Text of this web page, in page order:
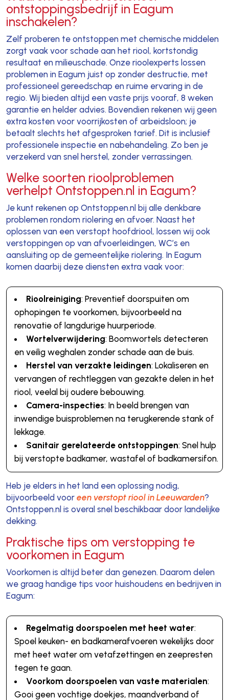
ontstoppingsbedrijf in Eagum
inschakelen?
Zelf proberen te ontstoppen met chemische middelen
zorgt vaak voor schade aan het riool, kortstondig
resultaat en milieuschade. Onze rioolexperts lossen
problemen in Eagum juist op zonder destructie, met
professioneel gereedschap en ruime ervaring in de
regio. Wij bieden altijd een vaste prijs vooraf, 8 weken
garantie en helder advies. Bovendien rekenen wij geen
extra kosten voor voorrijkosten of arbeidsloon; je
betaalt slechts het afgesproken tarief. Dit is inclusief
professionele inspectie en nabehandeling. Zo ben je
verzekerd van snel herstel, zonder verrassingen.
Welke soorten rioolproblemen
verhelpt Ontstoppen.nl in Eagum?
Je kunt rekenen op Ontstoppen.nl bij alle denkbare
problemen rondom riolering en afvoer. Naast het
oplossen van een verstopt hoofdriool, lossen wij ook
verstoppingen op van afvoerleidingen, WC’s en
aansluiting op de gemeentelijke riolering. In Eagum
komen daarbij deze diensten extra vaak voor:
Rioolreiniging: Preventief doorspuiten om
ophopingen te voorkomen, bijvoorbeeld na
renovatie of langdurige huurperiode.
Wortelverwijdering: Boomwortels detecteren
en veilig weghalen zonder schade aan de buis.
Herstel van verzakte leidingen: Lokaliseren en
vervangen of rechtleggen van gezakte delen in het
riool, veelal bij oudere bebouwing.
Camera-inspecties: In beeld brengen van
inwendige buisproblemen na terugkerende stank of
lekkage.
Sanitair gerelateerde ontstoppingen: Snel hulp
bij verstopte badkamer, wastafel of badkamersifon.
Heb je elders in het land een oplossing nodig,
bijvoorbeeld voor een verstopt riool in Leeuwarden?
Ontstoppen.nl is overal snel beschikbaar door landelijke
dekking.
Praktische tips om verstopping te
voorkomen in Eagum
Voorkomen is altijd beter dan genezen. Daarom delen
we graag handige tips voor huishoudens en bedrijven in
Eagum:
Regelmatig doorspoelen met heet water:
Spoel keuken- en badkamerafvoeren wekelijks door
met heet water om vetafzettingen en zeepresten
tegen te gaan.
Voorkom doorspoelen van vaste materialen:
Gooi geen vochtige doekjes, maandverband of